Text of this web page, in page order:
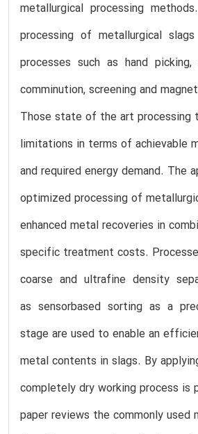
metallurgical processing
processing of metallurgical
processes such as hand picking,
comminution, screening and
Those state of the art processing
limitations in terms of achievable
and required energy demand. The
optimized processing of
enhanced metal recoveries in
specific treatment costs.
coarse and ultrafine density
as sensor­based sorting as a
stage are used to enable an
metal contents in slags. By
completely dry working process is
paper reviews the commonly used